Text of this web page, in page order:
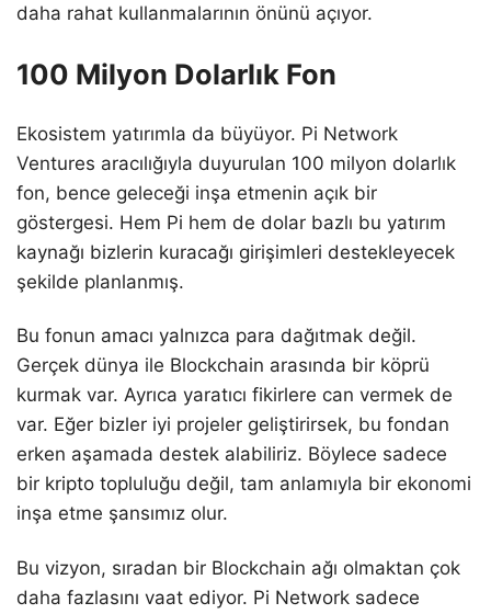
daha rahat kullanmalarının önünü açıyor.
100 Milyon Dolarlık Fon
Ekosistem yatırımla da büyüyor. Pi Network
Ventures aracılığıyla duyurulan 100 milyon dolarlık
fon, bence geleceği inşa etmenin açık bir
göstergesi. Hem Pi hem de dolar bazlı bu yatırım
kaynağı bizlerin kuracağı girişimleri destekleyecek
şekilde planlanmış.
Bu fonun amacı yalnızca para dağıtmak değil.
Gerçek dünya ile Blockchain arasında bir köprü
kurmak var. Ayrıca yaratıcı fikirlere can vermek de
var. Eğer bizler iyi projeler geliştirirsek, bu fondan
erken aşamada destek alabiliriz. Böylece sadece
bir kripto topluluğu değil, tam anlamıyla bir ekonomi
inşa etme şansımız olur.
Bu vizyon, sıradan bir Blockchain ağı olmaktan çok
daha fazlasını vaat ediyor. Pi Network sadece